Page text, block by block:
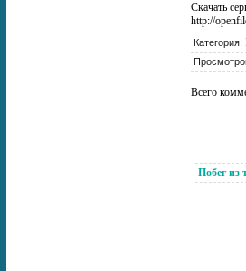
Скачать
http://
Категория:
Всего
Побег